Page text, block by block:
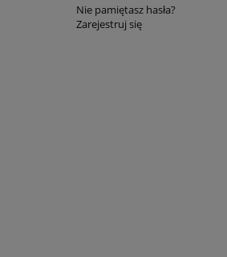
Nie pamiętasz hasła?
Zarejestruj się